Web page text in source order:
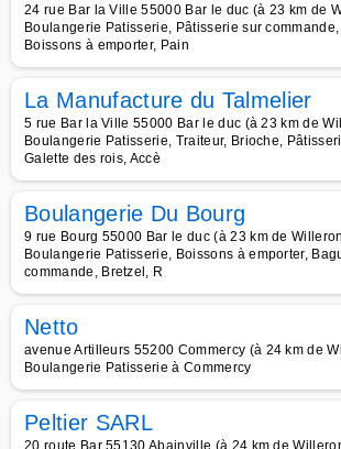
24 rue Bar la Ville 55000 Bar le duc (à 23 km de
Boulangerie Patisserie, Pâtisserie sur
Boissons à emporter, Pain
La Manufacture du Talmelier
5 rue Bar la Ville 55000 Bar le duc (à 23 km de
Boulangerie Patisserie, Traiteur, Brioche,
Galette des rois, Accè
Boulangerie Du Bourg
9 rue Bourg 55000 Bar le duc (à 23 km de
Boulangerie Patisserie, Boissons à emporter,
commande, Bretzel, R
Netto
avenue Artilleurs 55200 Commercy (à 24 km de
Boulangerie Patisserie à Commercy
Peltier SARL
20 route Bar 55130 Abainville (à 24 km de